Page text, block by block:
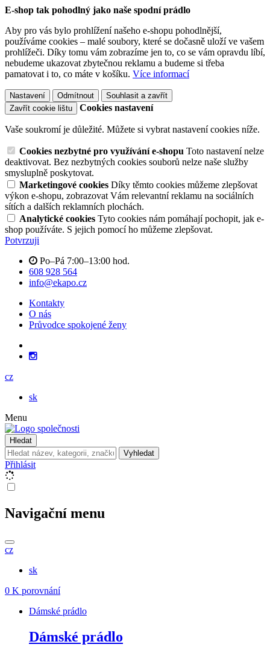
E-shop tak pohodlný jako naše spodní prádlo
Aby pro vás bylo prohlížení našeho e-shopu pohodlnější,
používáme cookies – malé soubory, které se dočasně uloží ve vašem
prohlížeči. Díky tomu vám zobrazíme jen to, co se vám opravdu líbí,
nebudeme ukazovat zbytečnou reklamu a budeme si třeba
pamatovat i to, co máte v košíku. Více informací
Nastavení Odmítnout
Souhlasit a zavřít
Zavřít cookie lištu
Cookies nastavení
Vaše soukromí je důležité. Můžete si vybrat nastavení cookies níže.
Cookies nezbytné pro využívání e-shopu Toto nastavení nelze
deaktivovat. Bez nezbytných cookies souborů nelze naše služby
smysluplně poskytovat.
Marketingové cookies Díky těmto cookies můžeme zlepšovat
výkon e-shopu, zobrazovat Vám relevantní reklamu na sociálních
sítích a dalších reklamních plochách.
Analytické cookies Tyto cookies nám pomáhají pochopit, jak e-
shop používáte. S jejich pomocí ho můžeme zlepšovat.
Potvrzuji
Po–Pá 7:00–13:00 hod.
608 928 564
info@ekapo.cz
Kontakty
O nás
Průvodce spokojené ženy
cz
sk
Menu
Hledat
Vyhledat
Přihlásit
Navigační menu
cz
sk
0 K porovnání
Dámské prádlo
Dámské prádlo